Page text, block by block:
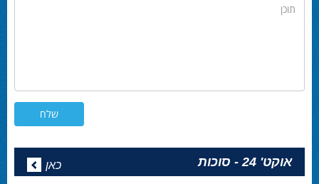
תוכן
אוקט' 24 - סוכות כאן